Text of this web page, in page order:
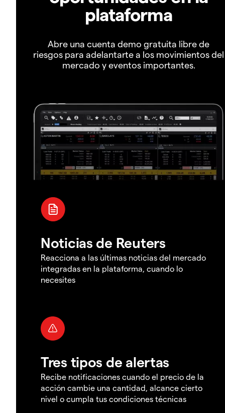
plataforma
Abre una cuenta demo gratuita libre de
riesgos para adelantarte a los movimientos del
mercado y eventos importantes.
Noticias de Reuters
Reacciona a las últimas noticias del mercado
integradas en la plataforma, cuando lo
necesites
Tres tipos de alertas
Recibe notificaciones cuando el precio de la
acción cambie una cantidad, alcance cierto
nivel o cumpla tus condiciones técnicas